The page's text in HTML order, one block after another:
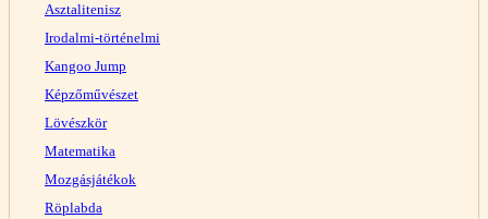
Asztalitenisz
Irodalmi-történelmi
Kangoo Jump
Képzőművészet
Lövészkör
Matematika
Mozgásjátékok
Röplabda